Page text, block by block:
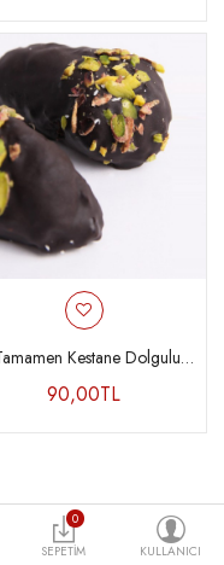
0
SEPETIM
KULLANICI
İçi Tamamen Kestane Dolgulu Çikolatalı Ve Çam Fıstıklı Karyoka
90,00TL